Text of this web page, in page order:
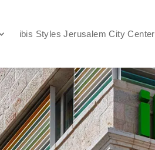
ibis Styles Jerusalem City Center